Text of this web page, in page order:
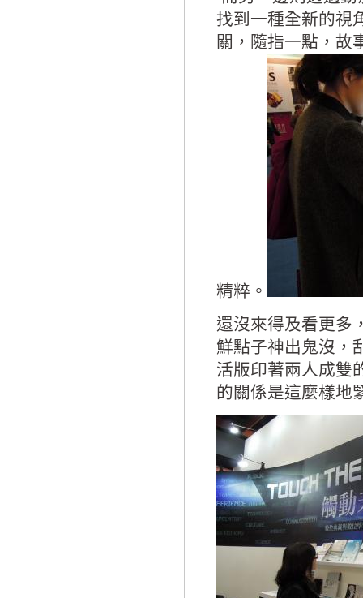
找到一種全新的視
關，隨指一點，故
精粹。
還沒來得及看更多
鮮點子神出鬼沒，
活版印著兩人成雙
的關係是這麼樣地